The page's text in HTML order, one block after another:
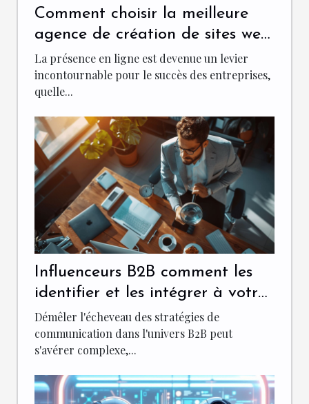
Comment choisir la meilleure
agence de création de sites web
pour votre entreprise
La présence en ligne est devenue un levier
incontournable pour le succès des entreprises,
quelle...
Influenceurs B2B comment les
identifier et les intégrer à votre
stratégie de communication
Démêler l'écheveau des stratégies de
communication dans l'univers B2B peut
s'avérer complexe,...